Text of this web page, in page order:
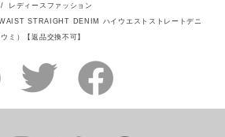
レディースファッション
STRAIGHT DENIM ハイウエストストレートデニ
ミ）【返品交換不可】